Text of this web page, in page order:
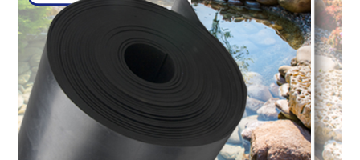
Košík